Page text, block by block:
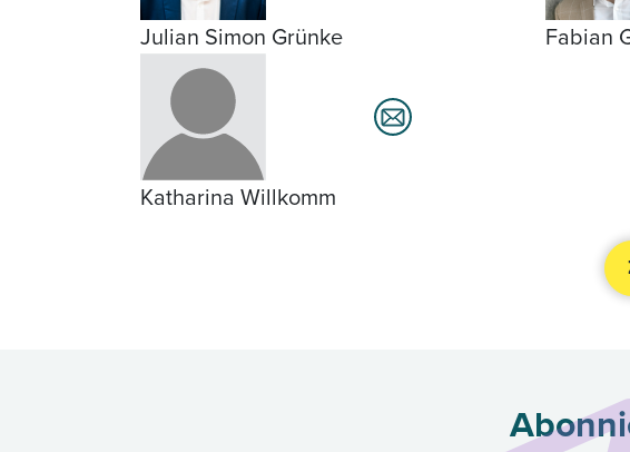
Julian Simon Grünke Fabian
Katharina Willkomm